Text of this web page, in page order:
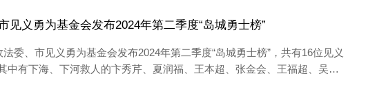
见义勇为基金会发布2024年第二季度“岛城勇士榜”
委、市见义勇为基金会发布2024年第二季度“岛城勇士榜”，共有16位见义
中有下海、下河救人的卞秀芹、夏润福、王本超、张金会、王福超、吴祥